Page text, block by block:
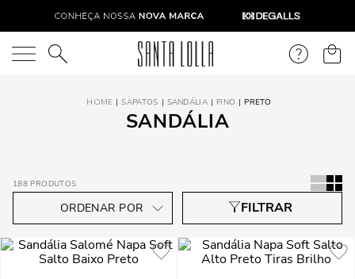
O que você está procurando?
SAPATOS SANDÁLIA FINO PRETO
SANDÁLIA
188 PRODUTOS